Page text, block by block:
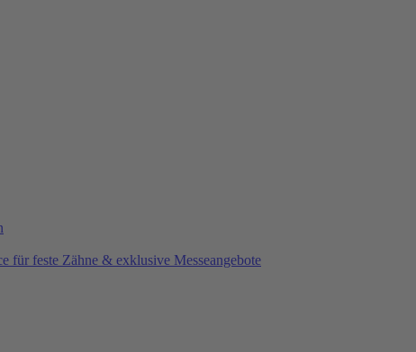
für feste Zähne & exklusive Messeangebote